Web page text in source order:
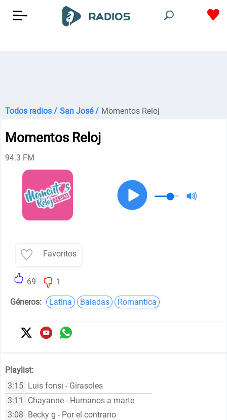
Todos radios / San José / Momentos Reloj
Momentos Reloj
94.3 FM
Favoritos
69 1
Géneros: Latina Baladas Romantica
Playlist:
3:15 Luis fonsi - Girasoles
3:11
Chayanne - Humanos a marte
3:08 Becky g - Por el contrario